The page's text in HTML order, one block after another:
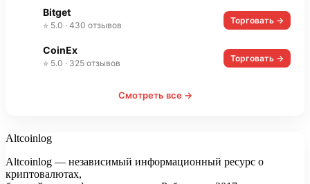
Bitget
⭐ 5.0 · 430 отзывов Торговать →
CoinEx
⭐ 5.0 · 325 отзывов Торговать →
Смотреть все →
Altcoinlog
Altcoinlog — независимый информационный ресурс о
криптовалютах,